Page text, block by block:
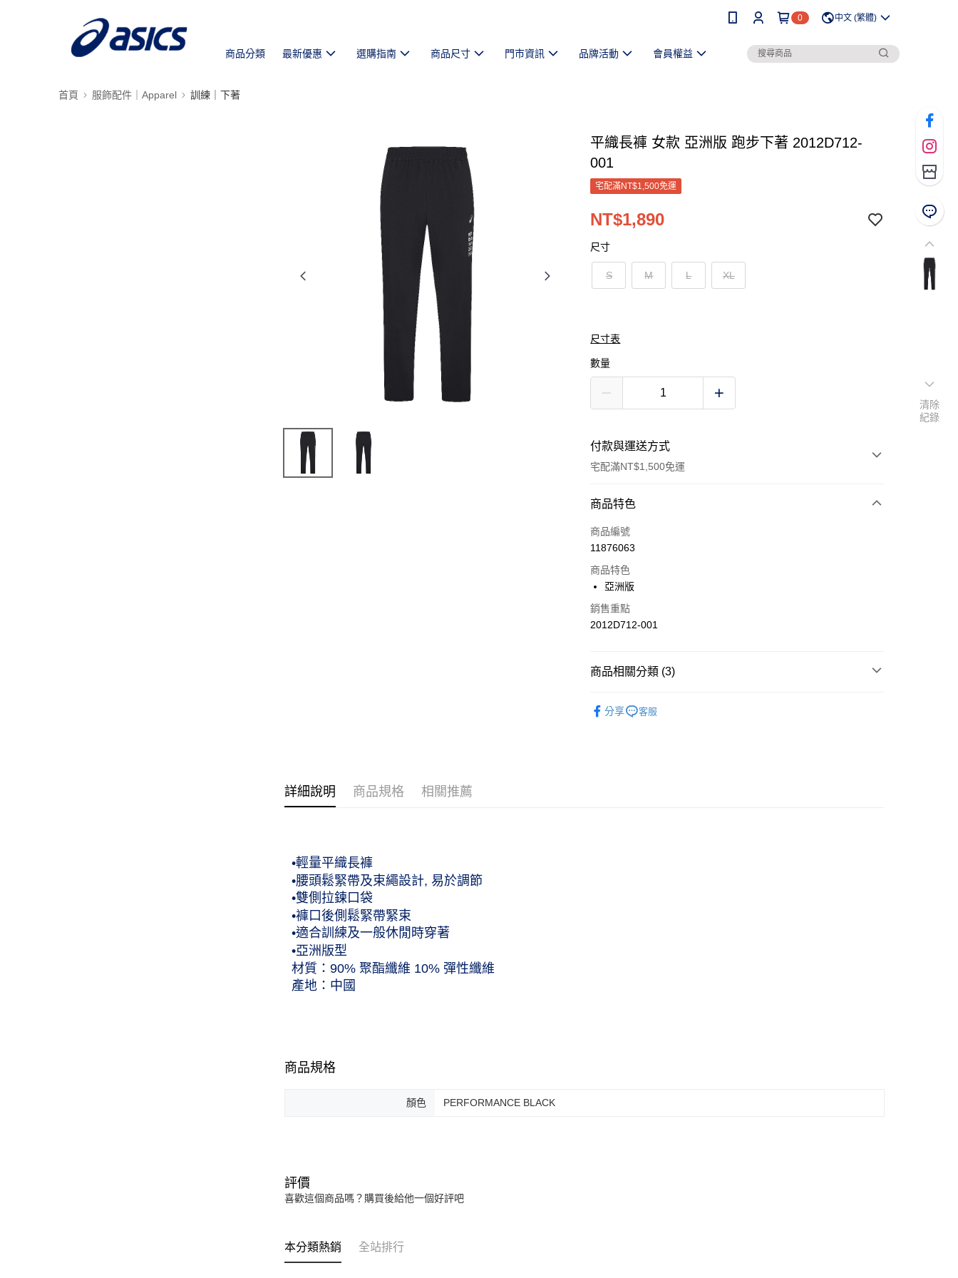
0 中文 (繁體)
商品分類 最新優惠 選購指南 商品尺寸 門市資訊 品牌活動 會員權益
首頁 服飾配件｜Apparel 訓練｜下著
平織長褲 女款 亞洲版 跑步下著 2012D712-
001
宅配滿NT$1,500免運
NT$1,890
尺寸
S M L XL
尺寸表
數量
付款與運送方式
宅配滿NT$1,500免運
付款方式
信用卡一次付款
運送方式
黑貓宅急便 (僅限台灣本島，離島恕不配送) 預計2-3個工作天到貨
每筆NT$120，滿NT$1,500(含以上)免運費
商品特色
商品編號
11876063
商品特色
亞洲版
銷售重點
2012D712-001
商品相關分類 (3)
分享 客服
詳細說明 商品規格 相關推薦
•輕量平織長褲
•腰頭鬆緊帶及束繩設計, 易於調節
•雙側拉鍊口袋
•褲口後側鬆緊帶緊束
•適合訓練及一般休閒時穿著
•亞洲版型
材質：90% 聚酯纖維 10% 彈性纖維
產地：中國
商品規格
顏色 PERFORMANCE BLACK
評價
喜歡這個商品嗎？購買後給他一個好評吧
本分類熱銷 全站排行
清除
紀錄